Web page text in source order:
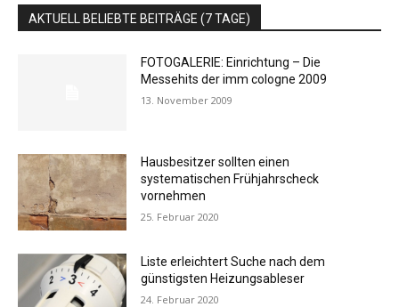
AKTUELL BELIEBTE BEITRÄGE (7 TAGE)
FOTOGALERIE: Einrichtung – Die
Messehits der imm cologne 2009
13. November 2009
Hausbesitzer sollten einen
systematischen Frühjahrscheck
vornehmen
25. Februar 2020
Liste erleichtert Suche nach dem
günstigsten Heizungsableser
24. Februar 2020